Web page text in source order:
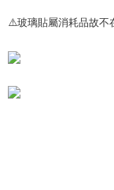
⚠️玻璃貼屬消耗品故不